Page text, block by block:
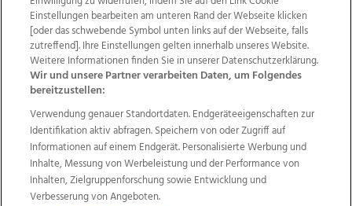
Wir über uns Mediadaten Kontakt
Jobs
Datenschutz
Impressum
AGB Anzeigekunden
AGB Website
Ehrenkodex Politische Werbung
Weitere Angebote des Medienhauses Wimmer
TV1 di-mog-i.at OÖNow
Ischler Woche
Life Radio
OÖNachrichten
OÖN Immobilien
OÖN Karriere
OÖN Reise
Promenaden Galerien
Regionaljobs
wasistlos.at wirtrauern.at
Einstellungen bearbeiten am unteren Rand der Webseite klicken
[oder das schwebende Symbol unten links auf der Webseite, falls
zutreffend]. Ihre Einstellungen gelten innerhalb unseres Website.
Weitere Informationen finden Sie in unserer Datenschutzerklärung.
Wir und unsere Partner verarbeiten Daten, um Folgendes
bereitzustellen:
Verwendung genauer Standortdaten. Endgeräteeigenschaften zur
Identifikation aktiv abfragen. Speichern von oder Zugriff auf
Informationen auf einem Endgerät. Personalisierte Werbung und
Inhalte, Messung von Werbeleistung und der Performance von
Inhalten, Zielgruppenforschung sowie Entwicklung und
Verbesserung von Angeboten.